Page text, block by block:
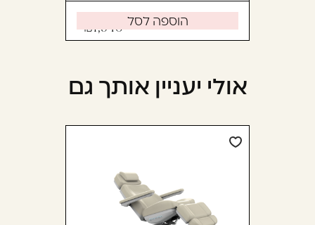
1,946 הוספה לסל
אולי יעניין אותך גם